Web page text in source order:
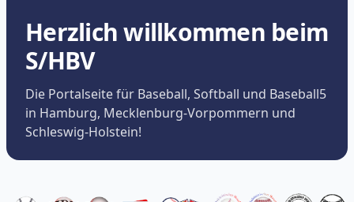
Herzlich willkommen beim
S/HBV
Die Portalseite für Baseball, Softball und Baseball5
in Hamburg, Mecklenburg-Vorpommern und
Schleswig-Holstein!